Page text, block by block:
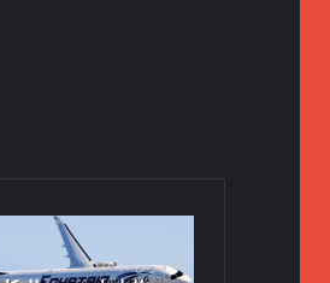
تسمح
مارس 3, 2026